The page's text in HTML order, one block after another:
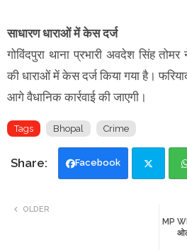
साधारण धाराओं में केस दर्ज
गोविंदपुरा थाना प्रभारी अवदेश सिंह
की धाराओं में केस दर्ज किया गया है।
आगे वैधानिक कार्रवाई की जाएगी।
Tags Bhopal Crime
Facebook
MP
OLDER